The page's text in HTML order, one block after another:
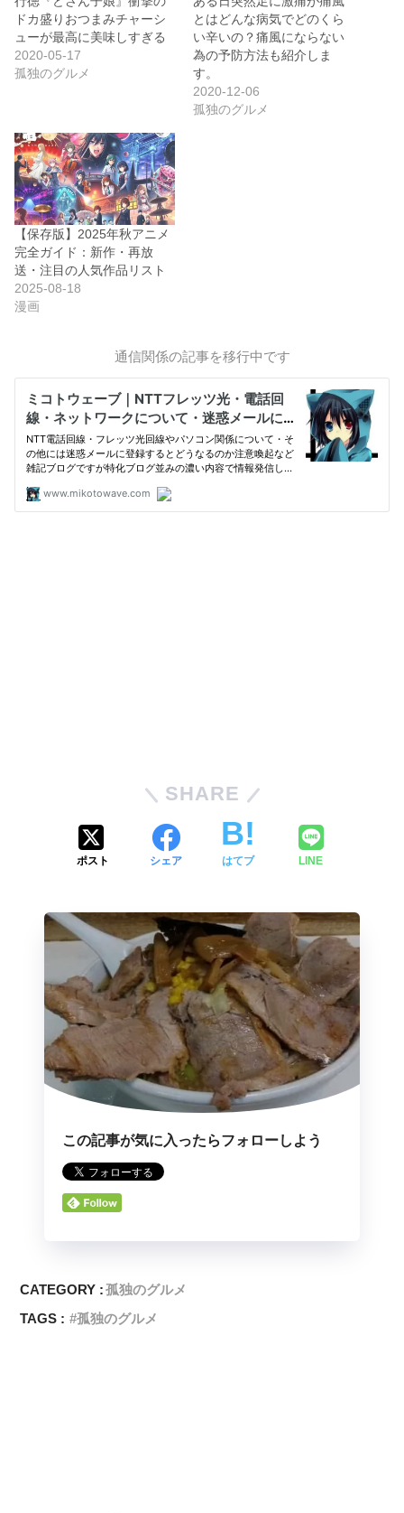
ドカ盛りおつまみチャーシ
ューが最高に美味しすぎる
2020-05-17
孤独のグルメ
とはどんな病気でどのくら
い辛いの？痛風にならない
為の予防方法も紹介しま
す。
2020-12-06
孤独のグルメ
【保存版】2025年秋アニメ
完全ガイド：新作・再放
送・注目の人気作品リスト
2025-08-18
漫画
通信関係の記事を移行中です
SHARE
ポスト シェア はてブ LINE
この記事が気に入ったらフォローしよう
CATEGORY :孤独のグルメ
TAGS :
孤独のグルメ